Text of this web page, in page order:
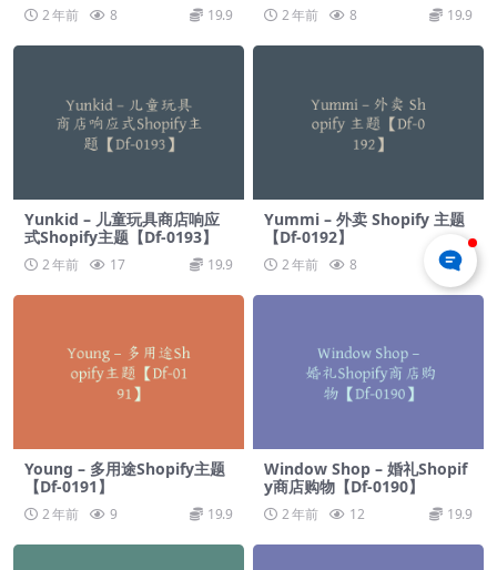
2 年前 8 19.9 2 年前 8 19.9
Yunkid – 儿童玩具商店响应
式Shopify主题【Df-0193】
2 年前 17 19.9
Yummi – 外卖 Shopify 主题
【Df-0192】
2 年前 8 19.9
Young – 多用途Shopify主题
【Df-0191】
2 年前 9 19.9
Window Shop – 婚礼Shopif
y商店购物【Df-0190】
2 年前 12 19.9